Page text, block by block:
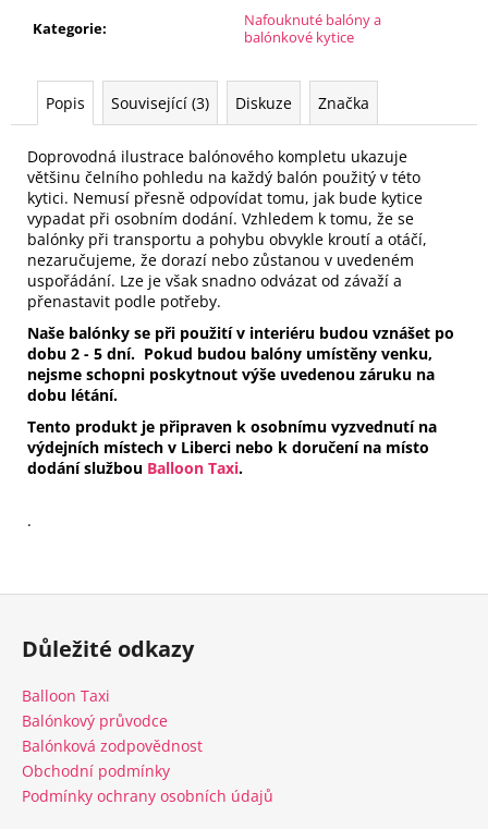
Kategorie:
Nafouknuté balóny a
balónkové kytice
Popis Související (3) Diskuze Značka
Doprovodná ilustrace balónového kompletu ukazuje
většinu čelního pohledu na každý balón použitý v této
kytici. Nemusí přesně odpovídat tomu, jak bude kytice
vypadat při osobním dodání. Vzhledem k tomu, že se
balónky při transportu a pohybu obvykle kroutí a otáčí,
nezaručujeme, že dorazí nebo zůstanou v uvedeném
uspořádání. Lze je však snadno odvázat od závaží a
přenastavit podle potřeby.
Naše balónky se při použití v interiéru budou vznášet po
dobu 2 - 5 dní. Pokud budou balóny umístěny venku,
nejsme schopni poskytnout výše uvedenou záruku na
dobu létání.
Tento produkt je připraven k osobnímu vyzvednutí na
výdejních místech v Liberci nebo k doručení na místo
dodání službou Balloon Taxi.
.
BALÓNOVÝ
MR.
MRS.
HEARTS
ENTWINED
735
Kč
Z
Důležité odkazy
Balloon Taxi
Balónkový průvodce
Balónková zodpovědnost
Obchodní podmínky
Podmínky ochrany osobních údajů